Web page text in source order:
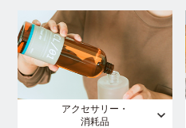
アクセサリー・
消耗品